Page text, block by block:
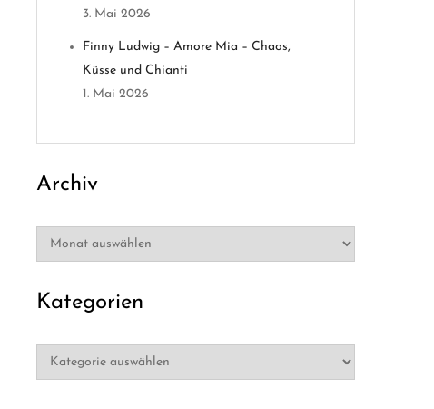
3. Mai 2026
Finny Ludwig – Amore Mia – Chaos,
Küsse und Chianti
1. Mai 2026
Archiv
Archiv
Kategorien
Kategorien